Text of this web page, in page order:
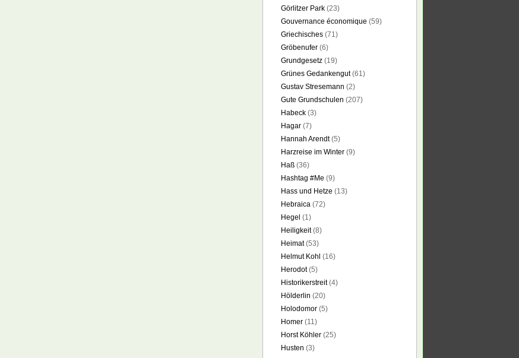
Görlitzer Park (23)
Gouvernance économique (59)
Griechisches (71)
Gröbenufer (6)
Grundgesetz (19)
Grünes Gedankengut(61)
Gustav Stresemann (2)
Gute Grundschulen (207)
Habeck (3)
Hagar (7)
Hannah Arendt(5)
Harzreise im Winter (9)
Haß (36)
Hashtag #Me (9)
Hass und Hetze (13)
Hebraica (72)
Hegel (1)
Heiligkeit(8)
Heimat(53)
Helmut Kohl (16)
Herodot(5)
Historikerstreit(4)
Hölderlin (20)
Holodomor (5)
Homer (11)
Horst Köhler (25)
Husten (3)